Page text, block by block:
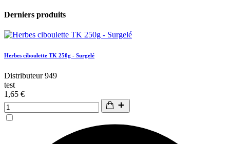
Derniers produits
Herbes ciboulette TK 250g - Surgelé
Distributeur 949
test
1,65 €